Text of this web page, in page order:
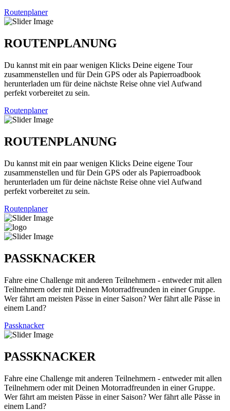
Routenplaner
ROUTENPLANUNG
Du kannst mit ein paar wenigen Klicks Deine eigene Tour
zusammenstellen und für Dein GPS oder als Papierroadbook
herunterladen um für deine nächste Reise ohne viel Aufwand
perfekt vorbereitet zu sein.
Routenplaner
ROUTENPLANUNG
Du kannst mit ein paar wenigen Klicks Deine eigene Tour
zusammenstellen und für Dein GPS oder als Papierroadbook
herunterladen um für deine nächste Reise ohne viel Aufwand
perfekt vorbereitet zu sein.
Routenplaner
PASSKNACKER
Fahre eine Challenge mit anderen Teilnehmern - entweder mit allen
Teilnehmern oder mit Deinen Motorradfreunden in einer Gruppe.
Wer fährt am meisten Pässe in einer Saison? Wer fährt alle Pässe in
einem Land?
Passknacker
PASSKNACKER
Fahre eine Challenge mit anderen Teilnehmern - entweder mit allen
Teilnehmern oder mit Deinen Motorradfreunden in einer Gruppe.
Wer fährt am meisten Pässe in einer Saison? Wer fährt alle Pässe in
einem Land?